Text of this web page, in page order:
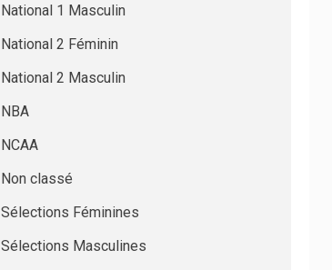
National 1 Masculin
National 2 Féminin
National 2 Masculin
NBA
NCAA
Non classé
Sélections Féminines
Sélections Masculines